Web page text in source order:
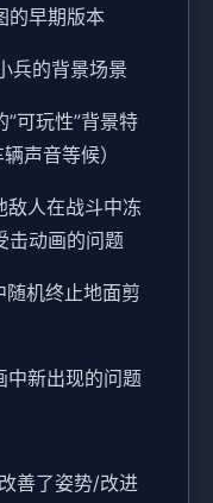
的早期版本
兵的背景场景
可玩性”背景特
声音等候）
敌人在战斗中冻
击动画的问题
机终止地面剪
中新出现的问题
善了姿势/改进